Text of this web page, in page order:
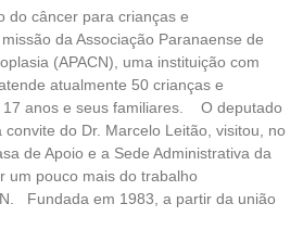
do câncer para crianças e
da Associação Paranaense de
(APACN), uma instituição com
atualmente 50 crianças e
17 anos e seus familiares. O deputado
do Dr. Marcelo Leitão, visitou, no
de Apoio e a Sede Administrativa da
um pouco mais do trabalho
Fundada em 1983, a partir da união